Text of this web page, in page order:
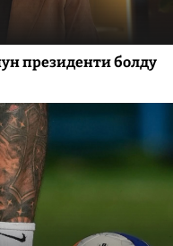
президенти болду